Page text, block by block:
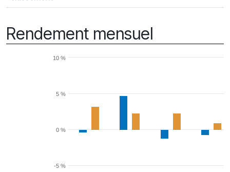
Rendement mensuel
-5 %
0 %
5 %
10 %